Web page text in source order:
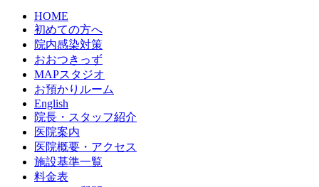
HOME
初めての方へ
院内感染対策
おおつきっず
MAPスタジオ
お預かりルーム
English
院長・スタッフ紹介
医院案内
医院概要・アクセス
施設基準一覧
料金表